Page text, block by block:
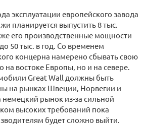
эксплуатации европейского завода
планируется выпустить 8 тыс.
его производственные мощности
50 тыс. в год. Со временем
концерна намерено сбывать свою
на востоке Европы, но и на севере.
Great Wall должны быть
на рынках Швеции, Норвегии и
рынок из-за сильной
высоких требований пока
будет сложно выйти.